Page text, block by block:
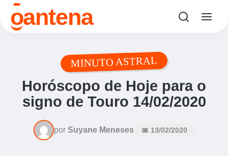
oantena
MINUTO ASTRAL
Horóscopo de Hoje para o
signo de Touro 14/02/2020
por Suyane Meneses 📅 13/02/2020